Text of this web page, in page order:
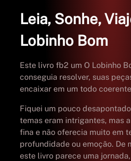
Leia, Sonhe,
Lobinho Bom
Este livro fb2 um O Lobinho
conseguia resolver, suas
encaixar em um todo
Fiquei um pouco
temas eram intrigantes, mas
fina e não oferecia muito em
profundidade ou emoção. De
este livro parece uma